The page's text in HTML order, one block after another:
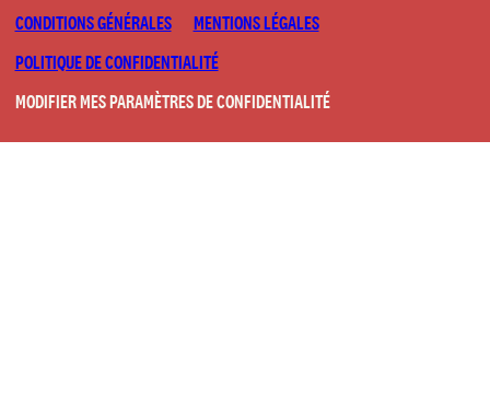
CONDITIONS GÉNÉRALES
MENTIONS LÉGALES
POLITIQUE DE CONFIDENTIALITÉ
MODIFIER MES PARAMÈTRES DE CONFIDENTIALITÉ